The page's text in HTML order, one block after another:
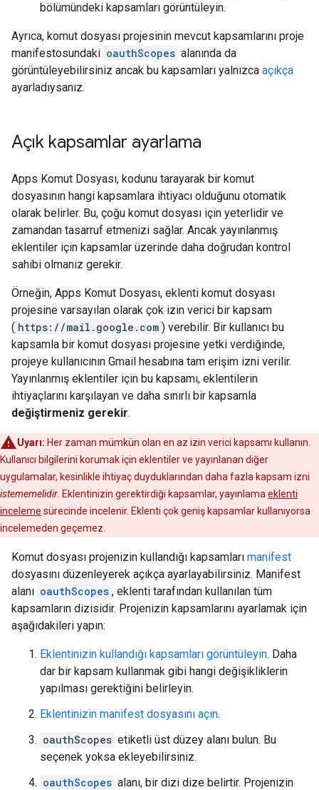
bölümündeki kapsamları görüntüleyin.
Ayrıca, komut dosyası projesinin mevcut kapsamlarını proje
manifestosundaki oauthScopes alanında da
görüntüleyebilirsiniz ancak bu kapsamları yalnızca açıkça
ayarladıysanız.
Açık kapsamlar ayarlama
Apps Komut Dosyası, kodunu tarayarak bir komut
dosyasının hangi kapsamlara ihtiyacı olduğunu otomatik
olarak belirler. Bu, çoğu komut dosyası için yeterlidir ve
zamandan tasarruf etmenizi sağlar. Ancak yayınlanmış
eklentiler için kapsamlar üzerinde daha doğrudan kontrol
sahibi olmanız gerekir.
Örneğin, Apps Komut Dosyası, eklenti komut dosyası
projesine varsayılan olarak çok izin verici bir kapsam
( https://mail.google.com ) verebilir. Bir kullanıcı bu
kapsamla bir komut dosyası projesine yetki verdiğinde,
projeye kullanıcının Gmail hesabına tam erişim izni verilir.
Yayınlanmış eklentiler için bu kapsamı, eklentilerin
ihtiyaçlarını karşılayan ve daha sınırlı bir kapsamla
değiştirmeniz gerekir.
Uyarı: Her zaman mümkün olan en az izin verici kapsamı kullanın.
Kullanıcı bilgilerini korumak için eklentiler ve yayınlanan diğer
uygulamalar, kesinlikle ihtiyaç duyduklarından daha fazla kapsam izni
istememelidir . Eklentinizin gerektirdiği kapsamlar, yayınlama eklenti
inceleme sürecinde incelenir. Eklenti çok geniş kapsamlar kullanıyorsa
incelemeden geçemez.
Komut dosyası projenizin kullandığı kapsamları manifest
dosyasını düzenleyerek açıkça ayarlayabilirsiniz. Manifest
alanı oauthScopes , eklenti tarafından kullanılan tüm
kapsamların dizisidir. Projenizin kapsamlarını ayarlamak için
aşağıdakileri yapın:
Eklentinizin kullandığı kapsamları görüntüleyin. Daha
dar bir kapsam kullanmak gibi hangi değişikliklerin
yapılması gerektiğini belirleyin.
Eklentinizin manifest dosyasını açın.
oauthScopes etiketli üst düzey alanı bulun. Bu
seçenek yoksa ekleyebilirsiniz.
oauthScopes alanı, bir dizi dize belirtir. Projenizin